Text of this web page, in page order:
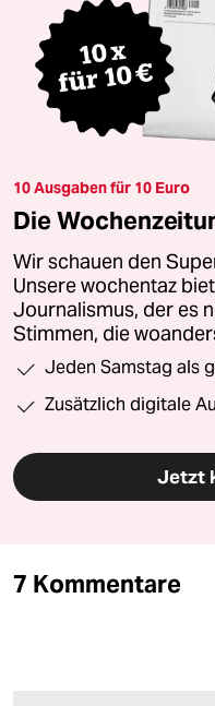
10 Ausgaben für 10 Euro
Die
Wir schauen den
Unsere wochentaz
Journalismus, der es
Stimmen, die
Jeden Samstag als
Zusätzlich digitale
Jetzt
7 Kommentare